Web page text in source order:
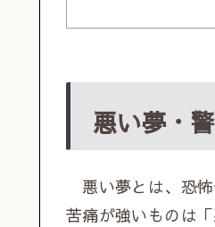
悪い夢・
悪い夢とは、恐
苦痛が強いものは